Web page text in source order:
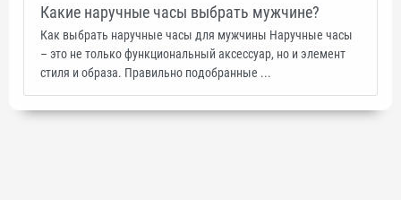
Какие наручные часы выбрать мужчине?
Как выбрать наручные часы для мужчины Наручные часы
– это не только функциональный аксессуар, но и элемент
стиля и образа. Правильно подобранные ...